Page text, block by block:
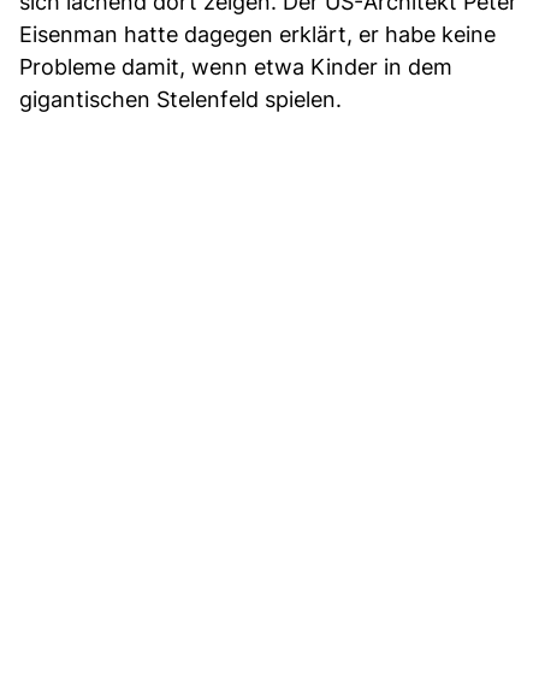
Eisenman hatte dagegen erklärt, er habe keine
Probleme damit, wenn etwa Kinder in dem
gigantischen Stelenfeld spielen.